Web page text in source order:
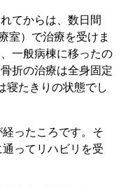
てからは、数日間
室）で治療を受けま
一般病棟に移ったの
折の治療は全身固定
寝たきりの状態でし
ったころです。そ
ってリハビリを受